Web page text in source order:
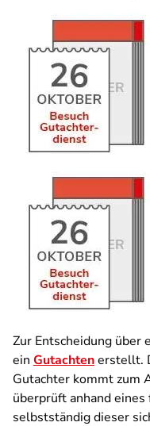
Zur Entscheidung über
ein Gutachtenerstellt.
Gutachter kommt zum
überprüft anhand
selbstständig dieser